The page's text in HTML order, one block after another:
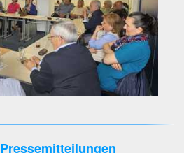
Pressemitteilungen